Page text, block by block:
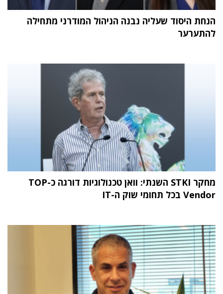
הנחת היסוד שעליה נבנה הניהול המודרני מתחילה
להתערער
מחקר STKI השנתי: וואן טכנולוגיות דורגה כ-TOP
Vendor בכל תחומי שוק ה-IT